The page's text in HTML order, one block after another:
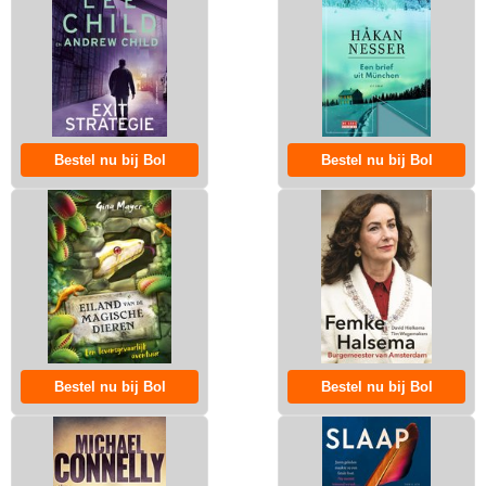
Bestel nu bij Bol Bestel nu bij Bol
Bestel nu bij Bol Bestel nu bij Bol